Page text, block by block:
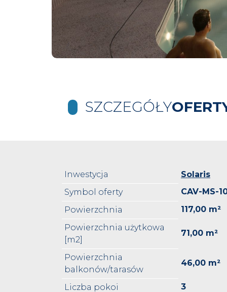
SZCZEGÓŁY
Inwestycja
Solaris
Symbol oferty
CAV-MS-
Powierzchnia
117,00 m²
Powierzchnia użytkowa
[m2]
71,00 m²
Powierzchnia
balkonów/tarasów
46,00 m²
Liczba pokoi
3